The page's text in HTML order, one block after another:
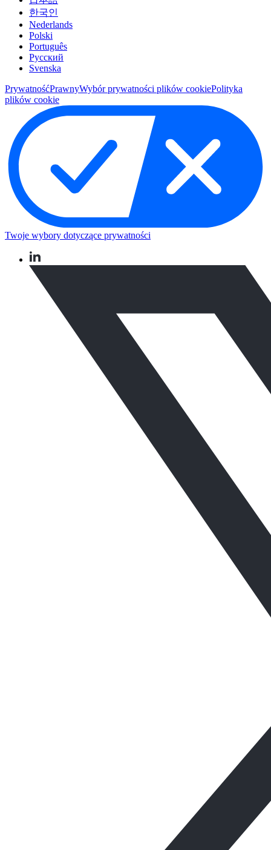
한국인
Nederlands
Polski
Português
Pусский
Svenska
PrywatnośćPrawnyWybór prywatności plików cookiePolityka
plików cookie
Twoje wybory dotyczące prywatności